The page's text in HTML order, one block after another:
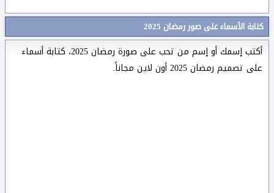
كتابة الأسماء على صور رمضان 2025
أكتب إسمك أو إسم من تحب على صورة رمضان 2025، كتابة أسماء
على تصميم رمضان 2025 أون لاين مجاناً.